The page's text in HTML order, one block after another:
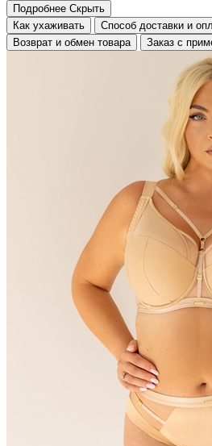
Подробнее Скрыть
Как ухаживать
Способ доставки и
Возврат и обмен товара
Заказ с